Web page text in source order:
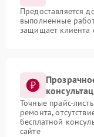
Предоставляется
выполненные
защищает клиента
Точные прайс-
ремонта,
бесплатной
сайте